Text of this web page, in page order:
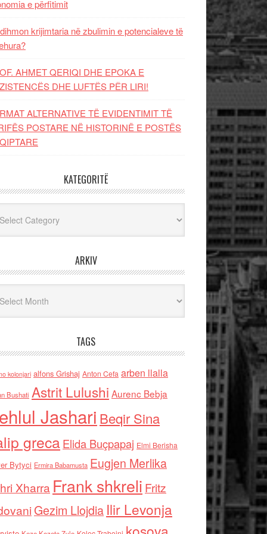
e përfitimit
krijimtaria në zbulimin e potencialeve të
AHMET QERIQI DHE EPOKA E
DHE LUFTЁS PЁR LIRI!
ALTERNATIVE TË EVIDENTIMIT TË
POSTARE NË HISTORINË E POSTËS
KATEGORITË
ARKIV
TAGS
kolonjari alfons Grishaj Anton Cefa arben llalla
Bushati Astrit Lulushi Aurenc Bebja
Jashari Beqir Sina
grecaElida Buçpapaj Elmi Berisha
Bytyci Ermira Babamusta Eugjen Merlika
Xharra Frank shkreli Fritz
Gezim Llojdia Ilir Levonja